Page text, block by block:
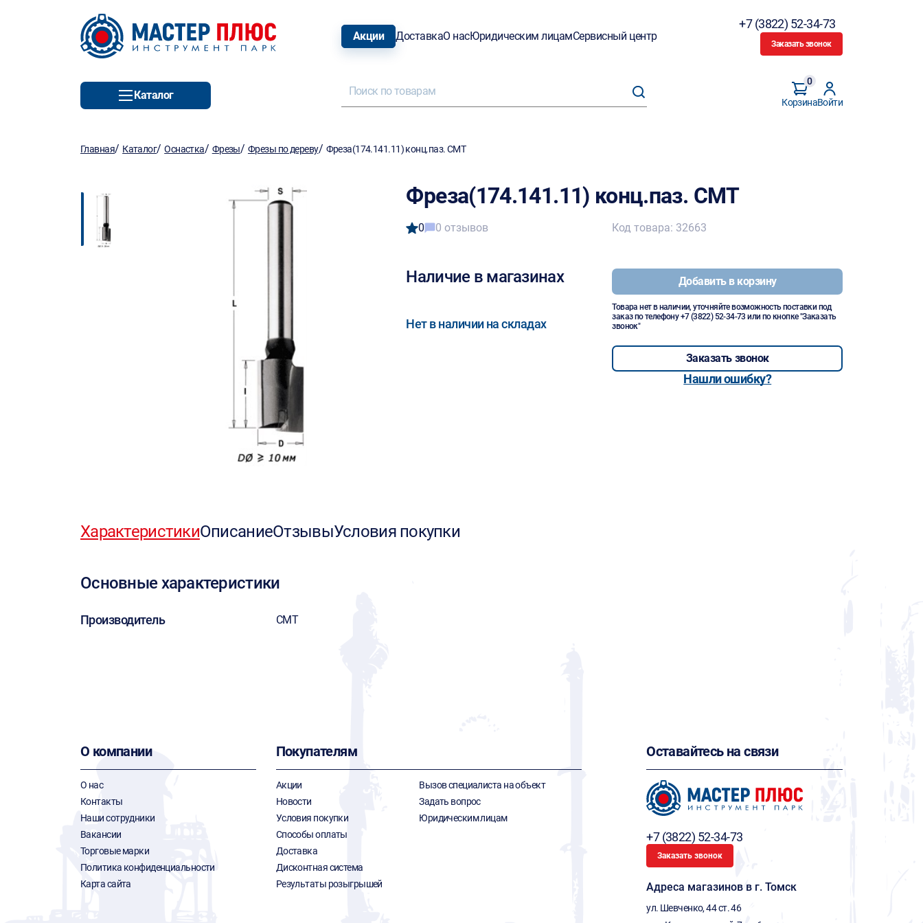
Акции ДоставкаО насЮридическим лицамСервисный центр
+7 (3822) 52-34-73
Заказать звонок
Каталог
Корзина
0
Войти
Главная/ Каталог/Оснастка/ Фрезы/ Фрезы по дереву/ Фреза(174.141.11) конц.паз. CMT
Фреза(174.141.11) конц.паз. CMT
0 0 отзывов
Наличие в магазинах
Нет в наличии на складах
Код товара: 32663
Добавить в корзину
Товара нет в наличии, уточняйте возможность поставки под
заказ по телефону+7 (3822) 52-34-73 или по кнопке "Заказать
звонок"
Заказать звонок
Нашли ошибку?
ХарактеристикиОписаниеОтзывыУсловия покупки
Основные характеристики
Производитель CMT
О компании
О нас
Контакты
Наши сотрудники
Вакансии
Торговые марки
Политика конфиденциальности
Карта сайта
Покупателям
Акции
Новости
Условия покупки
Способы оплаты
Доставка
Дисконтная система
Результаты розыгрышей
Вызов специалиста на объект
Задать вопрос
Юридическим лицам
Оставайтесь на связи
+7 (3822) 52-34-73
Заказать звонок
Адреса магазинов в г. Томск
ул. Шевченко, 44 ст. 46